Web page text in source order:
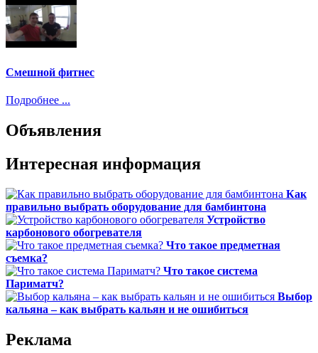
Смешной фитнес
Подробнее ...
Объявления
Интересная информация
Как
правильно выбрать оборудование для бамбинтона
Устройство
карбонового обогревателя
Что такое предметная
съемка?
Что такое система
Париматч?
Выбор
кальяна – как выбрать кальян и не ошибиться
Реклама